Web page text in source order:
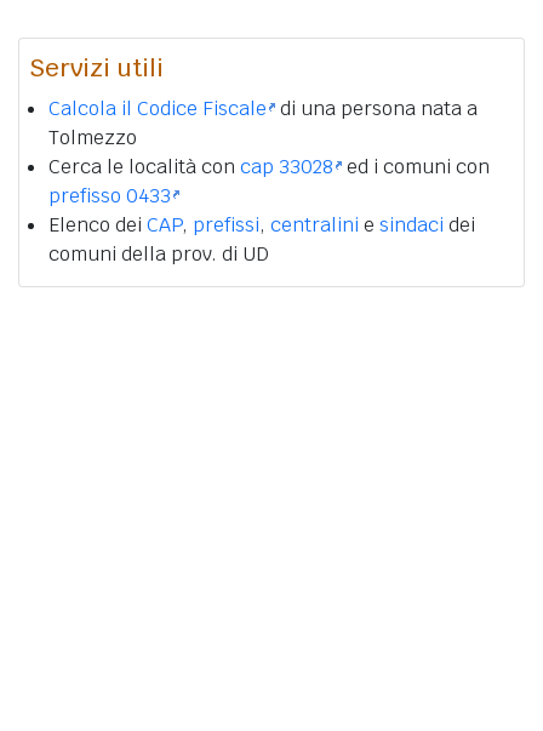
Servizi utili
Calcola il Codice Fiscale di una persona nata a
Tolmezzo
Cerca le località con cap 33028 ed i comuni con
prefisso 0433
Elenco dei CAP, prefissi, centralini e sindaci dei
comuni della prov. di UD